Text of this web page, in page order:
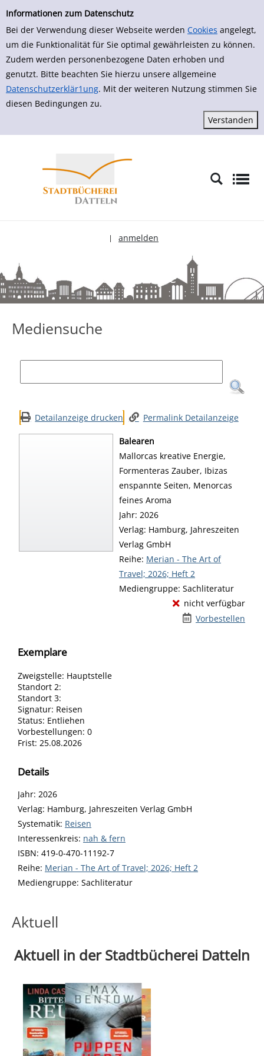
Informationen zum Datenschutz
Bei der Verwendung dieser Webseite werden Cookies angelegt,
um die Funktionalität für Sie optimal gewährleisten zu können.
Zudem werden personenbezogene Daten erhoben und
genutzt. Bitte beachten Sie hierzu unsere allgemeine
Datenschutzerklär1ung. Mit der weiteren Nutzung stimmen Sie
diesen Bedingungen zu.
zur Navigation springen
zum Inhalt springen
Zur Detailanzeige springen
anmelden
Mediensuche
Mediensuche
Detailanzeige drucken Permalink Detailanzeige
Balearen
Mallorcas kreative Energie,
Formenteras Zauber, Ibizas
enspannte Seiten, Menorcas
feines Aroma
Suche nach diesem Verfasser
Jahr: 2026
Verlag: Hamburg, Jahreszeiten
Verlag GmbH
Reihe: Merian - The Art of
Travel; 2026; Heft 2
Mediengruppe: Sachliteratur
nicht verfügbar
Vorbestellen
Exemplare
Zweigstelle: Hauptstelle
Standort 2:
Standort 3:
Signatur: Reisen
Status: Entliehen
Vorbestellungen: 0
Frist: 25.08.2026
Details
Suche nach diesem Verfasser
Jahr: 2026
Verlag: Hamburg, Jahreszeiten Verlag GmbH
opens in new tab
Diesen Link in neuem Tab öffnen
Systematik: Suche nach dieser Systematik
Reisen
Interessenkreis: Suche nach diesem Interessenskreis
nah & fern
ISBN: 419-0-470-11192-7
Reihe: Merian - The Art of Travel; 2026; Heft 2
Suche nach dieser Beteiligten Person
Mediengruppe: Sachliteratur
Aktuell
Aktuell in der Stadtbücherei Datteln